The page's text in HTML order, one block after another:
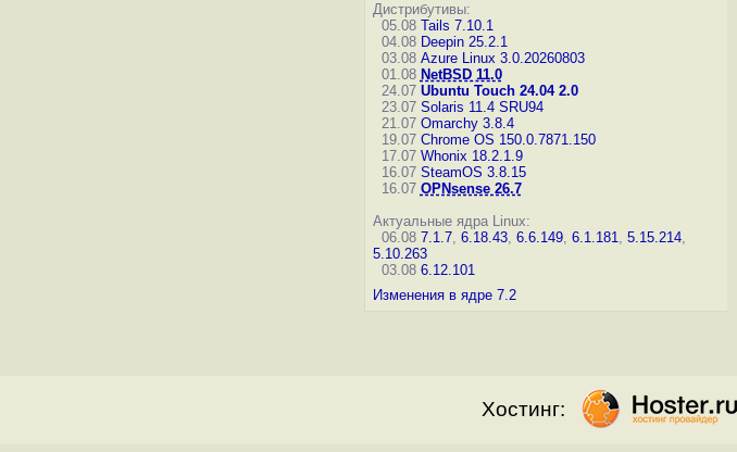
Дистрибутивы:
05.08 Tails 7.10.1
04.08 Deepin 25.2.1
03.08 Azure Linux 3.0.20260803
01.08 NetBSD 11.0
24.07 Ubuntu Touch 24.04 2.0
23.07 Solaris 11.4 SRU94
21.07 Omarchy 3.8.4
19.07 Chrome OS 150.0.7871.150
17.07 Whonix 18.2.1.9
16.07 SteamOS 3.8.15
16.07 OPNsense 26.7
Актуальные ядра Linux:
06.08 7.1.7, 6.18.43, 6.6.149, 6.1.181, 5.15.214,
5.10.263
03.08 6.12.101
Изменения в ядре 7.2
Хостинг: